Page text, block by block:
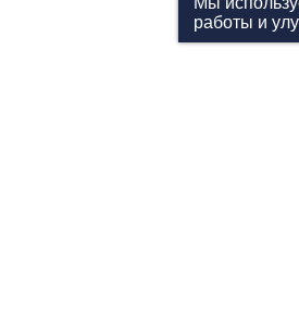
работы и